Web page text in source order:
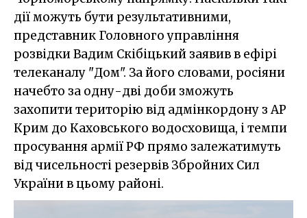
дії можуть бути результативними,
представник Головного управління
розвідки Вадим Скібіцький заявив в ефірі
телеканалу "Дом". За його словами, росіяни
начебто за одну-дві доби зможуть
захопити територію від адмінкордону з АР
Крим до Каховського водосховища, і темпи
просування армії РФ прямо залежатимуть
від чисельності резервів Збройних Сил
України в цьому районі.